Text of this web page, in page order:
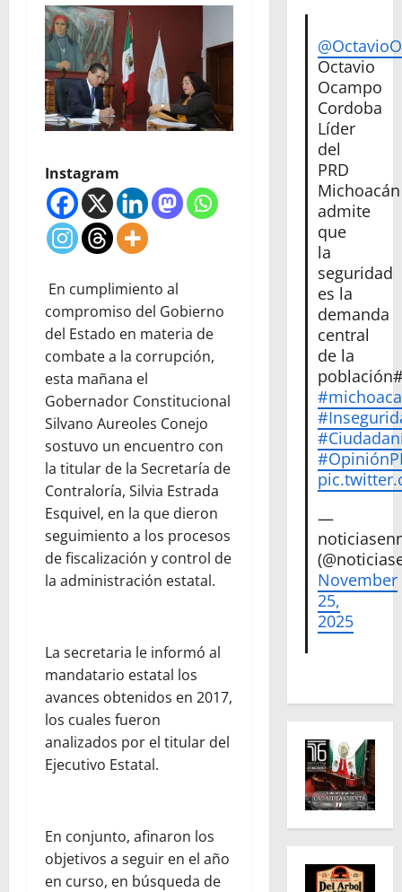
Instagram
En cumplimiento al
compromiso del Gobierno
del Estado en materia de
combate a la corrupción,
esta mañana el
Gobernador Constitucional
Silvano Aureoles Conejo
sostuvo un encuentro con
la titular de la Secretaría de
Contraloría, Silvia Estrada
Esquivel, en la que dieron
seguimiento a los procesos
de fiscalización y control de
la administración estatal.
La secretaria le informó al
mandatario estatal los
avances obtenidos en 2017,
los cuales fueron
analizados por el titular del
Ejecutivo Estatal.
En conjunto, afinaron los
objetivos a seguir en el año
en curso, en búsqueda de
Octavio
Ocampo
Cordoba
Líder
del
PRD
Michoacán
admite
que
la
seguridad
es la
demanda
central
de la
—
November
25,
2025